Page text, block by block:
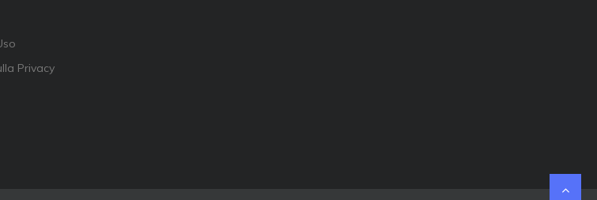
Privacy